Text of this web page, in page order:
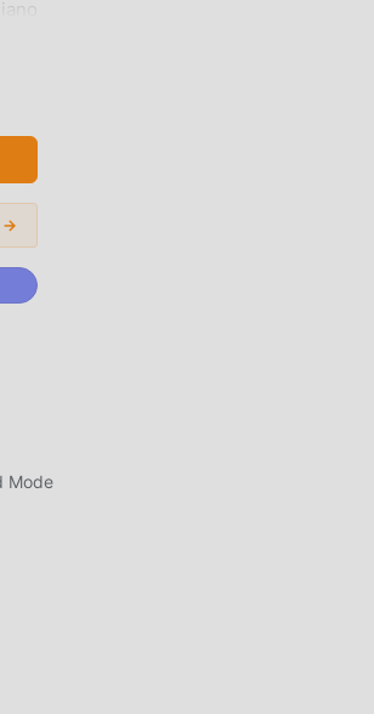
المودات الشائعة →
Mode